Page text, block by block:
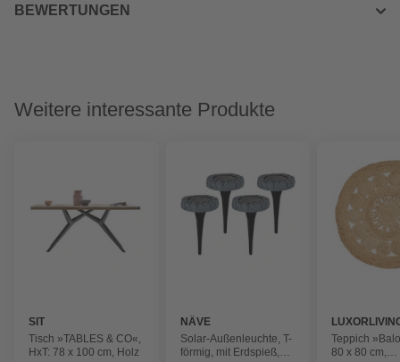
BEWERTUNGEN
Weitere interessante Produkte
SIT
Tisch »TABLES & CO«,
HxT: 78 x 100 cm, Holz
NÄVE
Solar-Außenleuchte, T-
förmig, mit Erdspieß,
Teppich
80 x 80 cm,